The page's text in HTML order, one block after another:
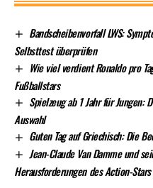
Bandscheibenvorfall LWS:
Selbsttest überprüfen
Wie viel verdient Ronaldo pro
Fußballstars
Spielzeug ab 1 Jahr für
Auswahl
Guten Tag auf Griechisch: Die
Jean-Claude Van Damme und
Herausforderungen des Action-Stars